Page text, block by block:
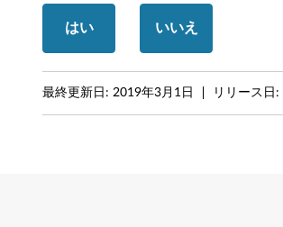
Y
O
G
A
はい いいえ
最終更新日: 2019年3月1日 リリース日: